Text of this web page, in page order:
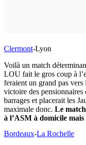
Clermont-Lyon
Voilà un match
LOU fait le gros coup à
feraient un grand pas
victoire des
barrages et placerait les
maximale donc. Le
à l’ASM à domicile
Bordeaux-La Rochelle